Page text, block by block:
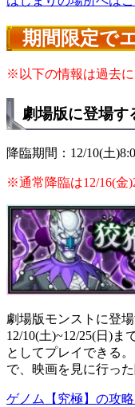
期間限定で
※以下の情報は過去
劇場版に登場す
降臨期間：12/10(土
※通常降臨は12/16(金
劇場版モンストに登
12/10(土)~12/25(日)ま
としてプレイできる
で、映画を見に行っ
ゲノム【究極】の攻